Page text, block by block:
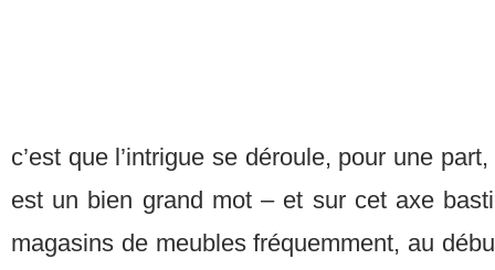
c’est que l’intrigue se déroule, pour une
est un bien grand mot – et sur cet axe
magasins de meubles fréquemment, au